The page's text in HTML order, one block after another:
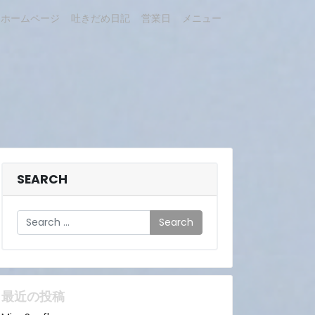
ホームページ 吐きだめ日記 営業日 メニュー
SEARCH
Search
最近の投稿